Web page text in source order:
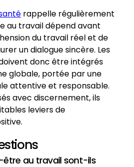
rappelle régulièrement
au travail dépend avant
du travail réel et de
un dialogue sincère. Les
donc être intégrés
globale, portée par une
attentive et responsable.
avec discernement, ils
leviers de
être au travail sont-ils